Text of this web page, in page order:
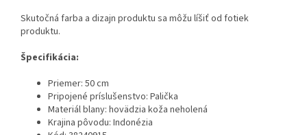
Skutočná farba a dizajn produktu sa môžu líšiť od fotiek
produktu.
Špecifikácia:
Priemer: 50 cm
Pripojené príslušenstvo: Palička
Materiál blany: hovädzia koža neholená
Krajina pôvodu: Indonézia